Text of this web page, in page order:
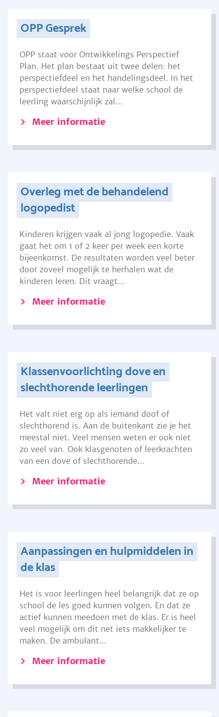
OPP Gesprek
OPP staat voor Ontwikkelings Perspectief
Plan. Het plan bestaat uit twee delen: het
perspectiefdeel en het handelingsdeel. In het
perspectiefdeel staat naar welke school de
leerling waarschijnlijk zal...
Meer informatie
Overleg met de behandelend
logopedist
Kinderen krijgen vaak al jong logopedie. Vaak
gaat het om 1 of 2 keer per week een korte
bijeenkomst. De resultaten worden veel beter
door zoveel mogelijk te herhalen wat de
kinderen leren. Dit vraagt...
Meer informatie
Klassenvoorlichting dove en
slechthorende leerlingen
Het valt niet erg op als iemand doof of
slechthorend is. Aan de buitenkant zie je het
meestal niet. Veel mensen weten er ook niet
zo veel van. Ook klasgenoten of leerkrachten
van een dove of slechthorende...
Meer informatie
Aanpassingen en hulpmiddelen in
de klas
Het is voor leerlingen heel belangrijk dat ze op
school de les goed kunnen volgen. En dat ze
actief kunnen meedoen met de klas. Er is heel
veel mogelijk om dit net iets makkelijker te
maken. De ambulant...
Meer informatie